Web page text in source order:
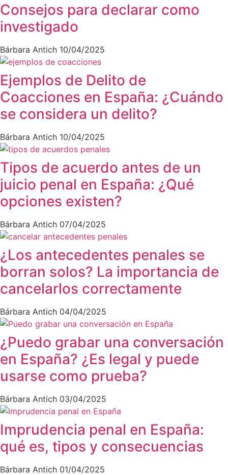
Consejos para declarar como
investigado
Bárbara Antich 10/04/2025
Ejemplos de Delito de
Coacciones en España: ¿Cuándo
se considera un delito?
Bárbara Antich 10/04/2025
Tipos de acuerdo antes de un
juicio penal en España: ¿Qué
opciones existen?
Bárbara Antich 07/04/2025
¿Los antecedentes penales se
borran solos? La importancia de
cancelarlos correctamente
Bárbara Antich 04/04/2025
¿Puedo grabar una conversación
en España? ¿Es legal y puede
usarse como prueba?
Bárbara Antich 03/04/2025
Imprudencia penal en España:
qué es, tipos y consecuencias
Bárbara Antich 01/04/2025